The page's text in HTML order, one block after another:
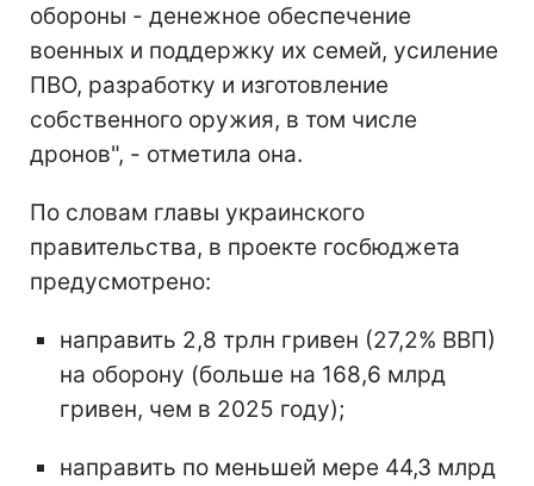
обороны - денежное обеспечение
военных и поддержку их семей, усиление
ПВО, разработку и изготовление
собственного оружия, в том числе
дронов", - отметила она.
По словам главы украинского
правительства, в проекте госбюджета
предусмотрено:
направить 2,8 трлн гривен (27,2% ВВП)
на оборону (больше на 168,6 млрд
гривен, чем в 2025 году);
направить по меньшей мере 44,3 млрд